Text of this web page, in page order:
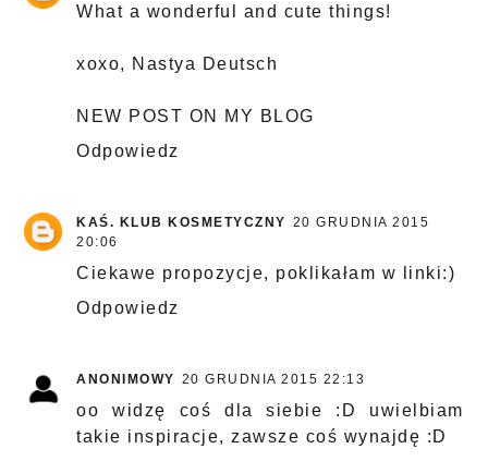
What a wonderful and cute things!
xoxo, Nastya Deutsch
NEW POST ON MY BLOG
Odpowiedz
KAŚ. KLUB KOSMETYCZNY 20 GRUDNIA 2015
20:06
Ciekawe propozycje, poklikałam w linki:)
Odpowiedz
ANONIMOWY 20 GRUDNIA 2015 22:13
oo widzę coś dla siebie :D uwielbiam
takie inspiracje, zawsze coś wynajdę :D